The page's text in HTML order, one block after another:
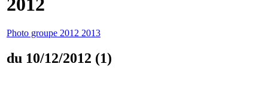
Photo groupe 2012 2013
du 10/12/2012 (1)